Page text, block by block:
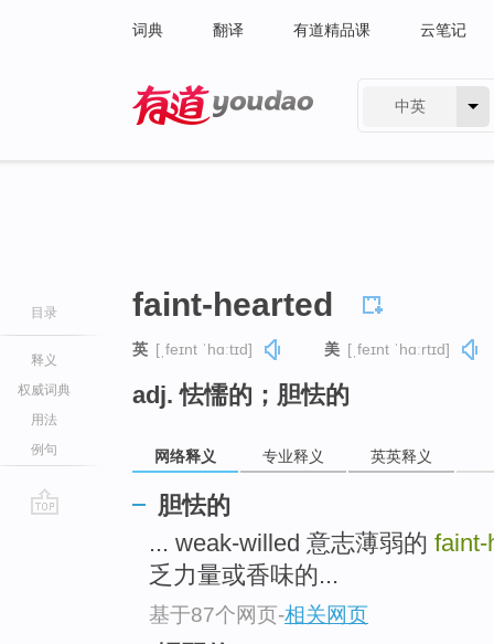
词典 翻译 有道精品课 云笔记
中英
目录
释义
权威词典
用法
例句
faint-hearted
英 [ˌfeɪnt ˈhɑːtɪd] 美 [ˌfeɪnt ˈhɑːrtɪd]
adj. 怯懦的；胆怯的
网络释义 专业释义 英英释义
胆怯的
... weak-willed 意志薄弱的
乏力量或香味的...
基于87个网页-相关网页